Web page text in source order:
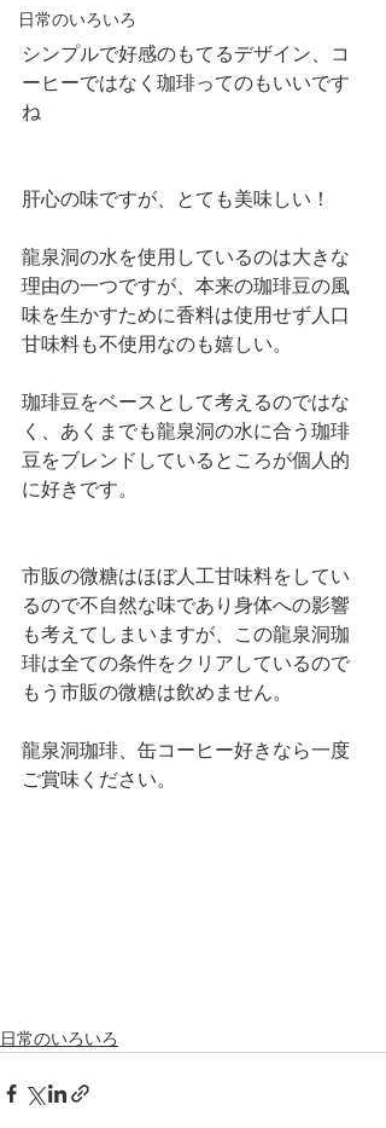
日常のいろいろ
シンプルで好感のもてるデザイン、コ
ーヒーではなく珈琲ってのもいいです
ね
肝心の味ですが、とても美味しい！
龍泉洞の水を使用しているのは大きな
理由の一つですが、本来の珈琲豆の風
味を生かすために香料は使用せず人口
甘味料も不使用なのも嬉しい。
珈琲豆をベースとして考えるのではな
く、あくまでも龍泉洞の水に合う珈琲
豆をブレンドしているところが個人的
に好きです。
市販の微糖はほぼ人工甘味料をしてい
るので不自然な味であり身体への影響
も考えてしまいますが、この龍泉洞珈
琲は全ての条件をクリアしているので
もう市販の微糖は飲めません。
龍泉洞珈琲、缶コーヒー好きなら一度
ご賞味ください。
日常のいろいろ